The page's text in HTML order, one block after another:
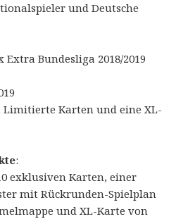
und Deutsche
Extra Bundesliga 2018/2019
Limitierte Karten und eine XL-
:
exklusiven Karten, einer
mit Rückrunden-Spielplan
und XL-Karte von